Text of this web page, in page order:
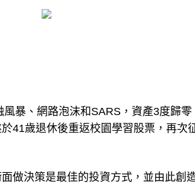
暴、網路泡沫和SARS，資產3度歸零
41歲退休後重返校園學習股票，再次
做決策是最佳的投資方式，並由此創